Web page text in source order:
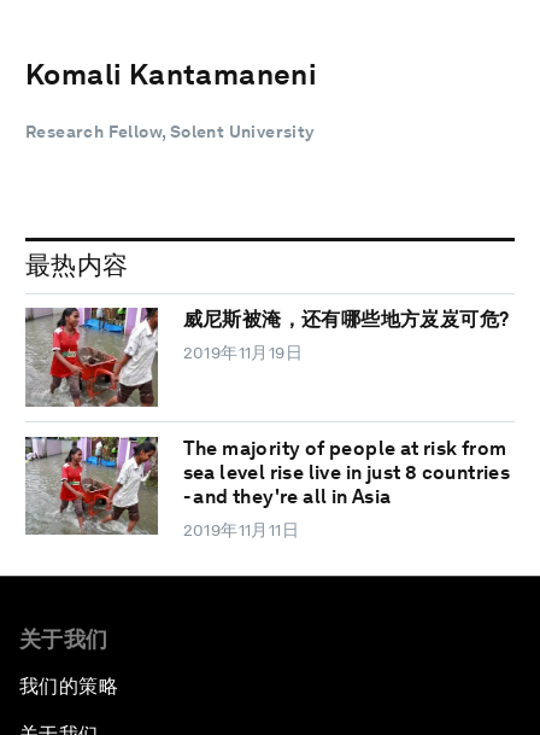
Komali Kantamaneni
Research Fellow, Solent University
最热内容
威尼斯被淹，还有哪些地方岌岌可危?
2019年11月19日
The majority of people at risk from
sea level rise live in just 8 countries
- and they're all in Asia
2019年11月11日
关于我们
我们的策略